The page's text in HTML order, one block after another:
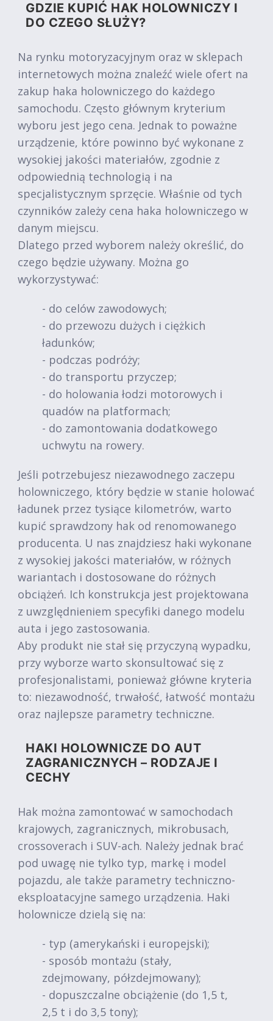
GDZIE KUPIĆ HAK HOLOWNICZY I
DO CZEGO SŁUŻY?
Na rynku motoryzacyjnym oraz w sklepach
internetowych można znaleźć wiele ofert na
zakup haka holowniczego do każdego
samochodu. Często głównym kryterium
wyboru jest jego cena. Jednak to poważne
urządzenie, które powinno być wykonane z
wysokiej jakości materiałów, zgodnie z
odpowiednią technologią i na
specjalistycznym sprzęcie. Właśnie od tych
czynników zależy cena haka holowniczego w
danym miejscu.
Dlatego przed wyborem należy określić, do
czego będzie używany. Można go
wykorzystywać:
- do celów zawodowych;
- do przewozu dużych i ciężkich
ładunków;
- podczas podróży;
- do transportu przyczep;
- do holowania łodzi motorowych i
quadów na platformach;
- do zamontowania dodatkowego
uchwytu na rowery.
Jeśli potrzebujesz niezawodnego zaczepu
holowniczego, który będzie w stanie holować
ładunek przez tysiące kilometrów, warto
kupić sprawdzony hak od renomowanego
producenta. U nas znajdziesz haki wykonane
z wysokiej jakości materiałów, w różnych
wariantach i dostosowane do różnych
obciążeń. Ich konstrukcja jest projektowana
z uwzględnieniem specyfiki danego modelu
auta i jego zastosowania.
Aby produkt nie stał się przyczyną wypadku,
przy wyborze warto skonsultować się z
profesjonalistami, ponieważ główne kryteria
to: niezawodność, trwałość, łatwość montażu
oraz najlepsze parametry techniczne.
HAKI HOLOWNICZE DO AUT
ZAGRANICZNYCH – RODZAJE I
CECHY
Hak można zamontować w samochodach
krajowych, zagranicznych, mikrobusach,
crossoverach i SUV-ach. Należy jednak brać
pod uwagę nie tylko typ, markę i model
pojazdu, ale także parametry techniczno-
eksploatacyjne samego urządzenia. Haki
holownicze dzielą się na:
- typ (amerykański i europejski);
- sposób montażu (stały,
zdejmowany, półzdejmowany);
- dopuszczalne obciążenie (do 1,5 t,
2,5 t i do 3,5 tony);